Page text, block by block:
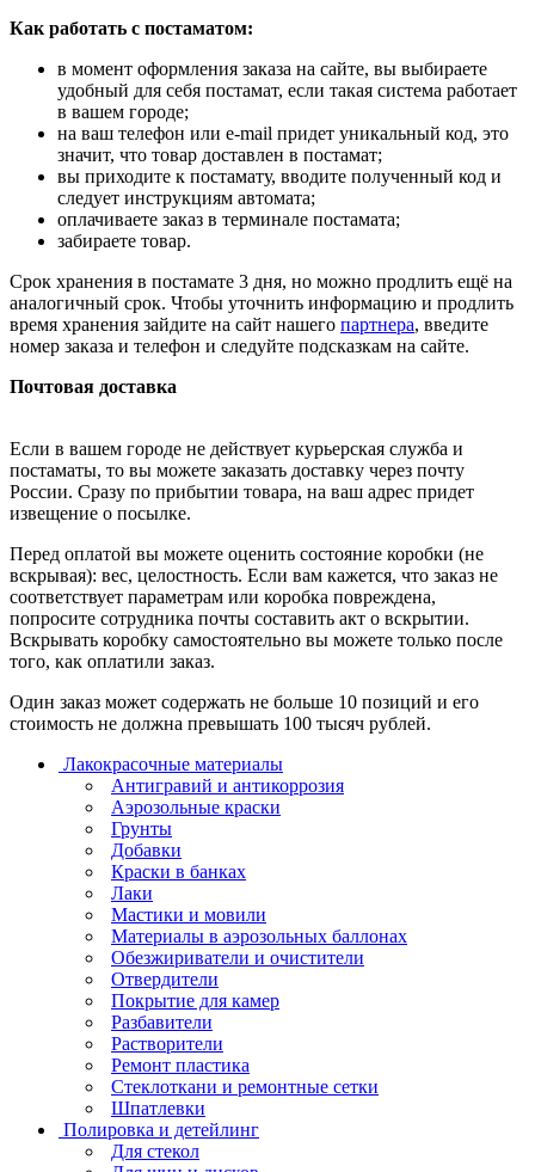
Как работать с постаматом:
в момент оформления заказа на сайте, вы выбираете
удобный для себя постамат, если такая система работает
в вашем городе;
на ваш телефон или e-mail придет уникальный код, это
значит, что товар доставлен в постамат;
вы приходите к постамату, вводите полученный код и
следует инструкциям автомата;
оплачиваете заказ в терминале постамата;
забираете товар.
Срок хранения в постамате 3 дня, но можно продлить ещё на
аналогичный срок. Чтобы уточнить информацию и продлить
время хранения зайдите на сайт нашего партнера, введите
номер заказа и телефон и следуйте подсказкам на сайте.
Почтовая доставка
Если в вашем городе не действует курьерская служба и
постаматы, то вы можете заказать доставку через почту
России. Сразу по прибытии товара, на ваш адрес придет
извещение о посылке.
Перед оплатой вы можете оценить состояние коробки (не
вскрывая): вес, целостность. Если вам кажется, что заказ не
соответствует параметрам или коробка повреждена,
попросите сотрудника почты составить акт о вскрытии.
Вскрывать коробку самостоятельно вы можете только после
того, как оплатили заказ.
Один заказ может содержать не больше 10 позиций и его
стоимость не должна превышать 100 тысяч рублей.
Лакокрасочные материалы
Антигравий и антикоррозия
Аэрозольные краски
Грунты
Добавки
Краски в банках
Лаки
Мастики и мовили
Материалы в аэрозольных баллонах
Обезжириватели и очистители
Отвердители
Покрытие для камер
Разбавители
Растворители
Ремонт пластика
Стеклоткани и ремонтные сетки
Шпатлевки
Полировка и детейлинг
Для стекол